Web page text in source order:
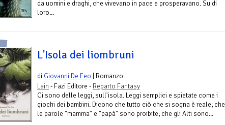
da uomini e draghi, che vivevano in pace e prosperavano. Su di
loro...
L'Isola dei liombruni
di Giovanni De Feo | Romanzo
Lain - Fazi Editore - Reparto Fantasy
Ci sono delle leggi, sull'isola. Leggi semplici e spietate come i
giochi dei bambini. Dicono che tutto ciò che si sogna è reale; che
le parole "mamma" e "papà" sono proibite; che gli Alti sono...